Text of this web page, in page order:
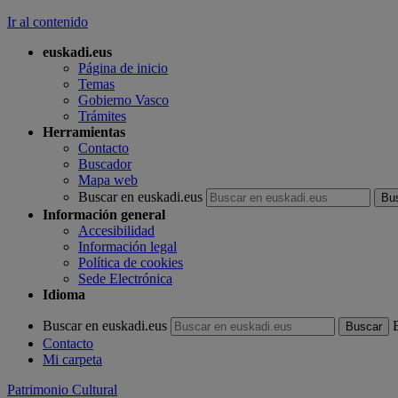
Ir al contenido
euskadi.eus
Página de inicio
Temas
Gobierno Vasco
Trámites
Herramientas
Contacto
Buscador
Mapa web
Buscar en euskadi.eus
Información general
Accesibilidad
Información legal
Política de cookies
Sede Electrónica
Idioma
Buscar en euskadi.eus
Contacto
Mi carpeta
Patrimonio Cultural